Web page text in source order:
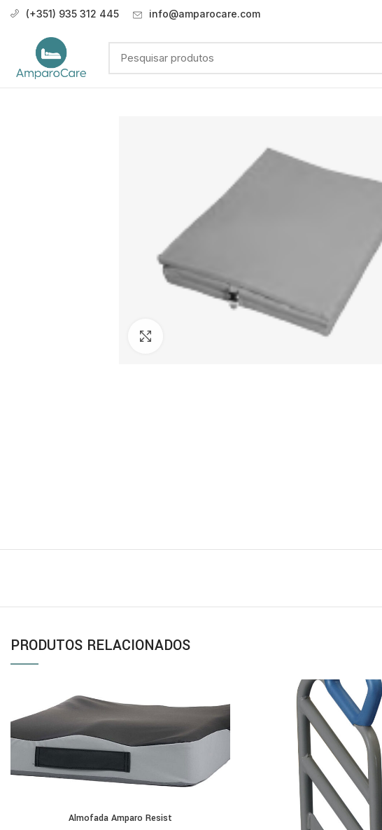
(+351) 935 312 445 info@amparocare.com
PRODUTOS RELACIONADOS
Almofada Amparo Resist